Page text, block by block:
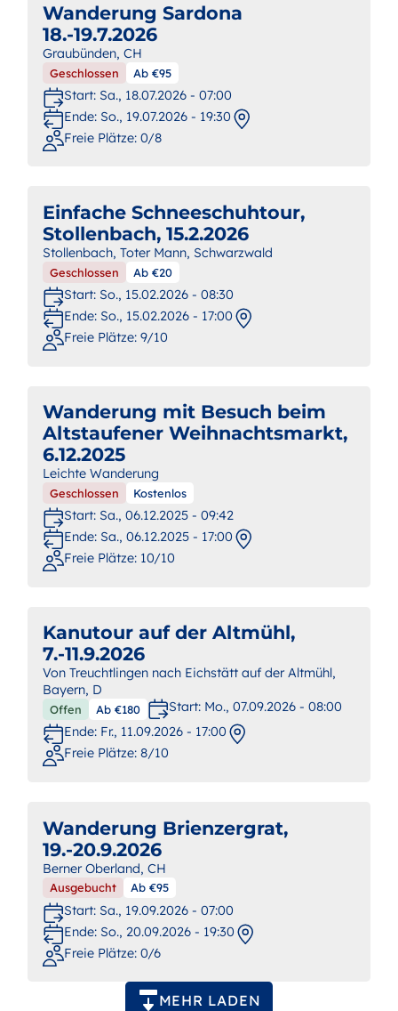
Wanderung Sardona
18.-19.7.2026
Graubünden, CH
Geschlossen Ab €95
Start: Sa., 18.07.2026 - 07:00
Ende: So., 19.07.2026 - 19:30
Freie Plätze: 0/8
Einfache Schneeschuhtour,
Stollenbach, 15.2.2026
Stollenbach, Toter Mann, Schwarzwald
Geschlossen Ab €20
Start: So., 15.02.2026 - 08:30
Ende: So., 15.02.2026 - 17:00
Freie Plätze: 9/10
Wanderung mit Besuch beim
Altstaufener Weihnachtsmarkt,
6.12.2025
Leichte Wanderung
Geschlossen Kostenlos
Start: Sa., 06.12.2025 - 09:42
Ende: Sa., 06.12.2025 - 17:00
Freie Plätze: 10/10
Kanutour auf der Altmühl,
7.-11.9.2026
Von Treuchtlingen nach Eichstätt auf der Altmühl,
Bayern, D
Offen Ab €180 Start: Mo., 07.09.2026 - 08:00
Ende: Fr., 11.09.2026 - 17:00
Freie Plätze: 8/10
Wanderung Brienzergrat,
19.-20.9.2026
Berner Oberland, CH
Ausgebucht Ab €95
Start: Sa., 19.09.2026 - 07:00
Ende: So., 20.09.2026 - 19:30
Freie Plätze: 0/6
Paginierung
MEHR LADEN